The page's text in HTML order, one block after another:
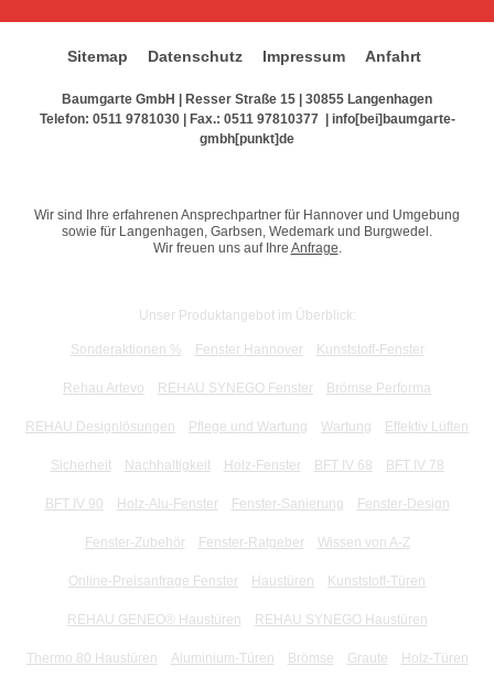
Sitemap Datenschutz Impressum Anfahrt
Baumgarte GmbH | Resser Straße 15 | 30855 Langenhagen
Telefon: 0511 9781030| Fax.: 0511 97810377 |
info[bei]baumgarte-
gmbh[punkt]de
Wir sind Ihre erfahrenen Ansprechpartner für Hannover und Umgebung
sowie für Langenhagen, Garbsen, Wedemark und Burgwedel.
Wir freuen uns auf Ihre Anfrage.
Unser Produktangebot im Überblick:
Sonderaktionen % Fenster Hannover Kunststoff-Fenster
Rehau Artevo REHAU SYNEGO Fenster Brömse Performa
REHAU Designlösungen Pflege und Wartung Wartung Effektiv Lüften
Sicherheit Nachhaltigkeit Holz-Fenster BFT IV 68 BFT IV 78
BFT IV 90 Holz-Alu-Fenster Fenster-Sanierung Fenster-Design
Fenster-Zubehör Fenster-Ratgeber Wissen von A-Z
Online-Preisanfrage Fenster Haustüren Kunststoff-Türen
REHAU GENEO® Haustüren REHAU SYNEGO Haustüren
Thermo 80 Haustüren Aluminium-Türen Brömse Graute Holz-Türen